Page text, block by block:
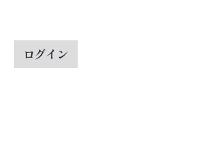
ログイン